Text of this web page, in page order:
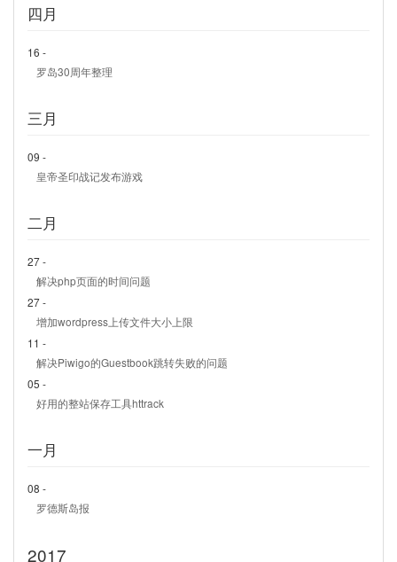
四月
16 -
罗岛30周年整理
三月
09 -
皇帝圣印战记发布游戏
二月
27 -
解决php页面的时间问题
27 -
增加wordpress上传文件大小上限
11 -
解决Piwigo的Guestbook跳转失败的问题
05 -
好用的整站保存工具httrack
一月
08 -
罗德斯岛报
2017